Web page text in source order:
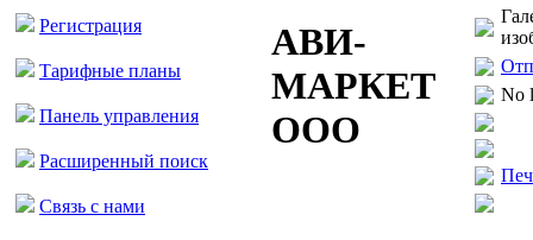
Регистрация
Тарифные планы
Панель управления
Расширенный поиск
Связь с нами
АВИ-
МАРКЕТ
ООО
No